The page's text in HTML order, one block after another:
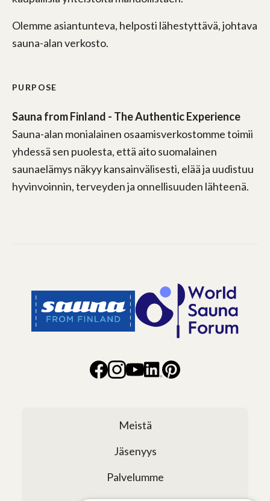
Olemme asiantunteva, helposti lähestyttävä, johtava
sauna-alan verkosto.
PURPOSE
Sauna from Finland - The Authentic Experience
Sauna-alan monialainen osaamisverkostomme toimii
yhdessä sen puolesta, että aito suomalainen
saunaelämys näkyy kansainvälisesti, elää ja uudistuu
hyvinvoinnin, terveyden ja onnellisuuden lähteenä.
Meistä
Jäsenyys
Palvelumme